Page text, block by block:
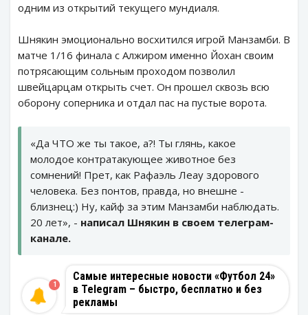
одним из открытий текущего мундиаля.
Шнякин эмоционально восхитился игрой Манзамби. В
матче 1/16 финала с Алжиром именно Йохан своим
потрясающим сольным проходом позволил
швейцарцам открыть счет. Он прошел сквозь всю
оборону соперника и отдал пас на пустые ворота.
«Да ЧТО же ты такое, а?! Ты глянь, какое
молодое контратакующее животное без
сомнений! Прет, как Рафаэль Леау здорового
человека. Без понтов, правда, но внешне -
близнец:) Ну, кайф за этим Манзамби наблюдать.
20 лет», - написал Шнякин в своем телеграм-
канале.
Самые интересные новости «Футбол 24»
в Telegram – быстро, бесплатно и без
рекламы
1